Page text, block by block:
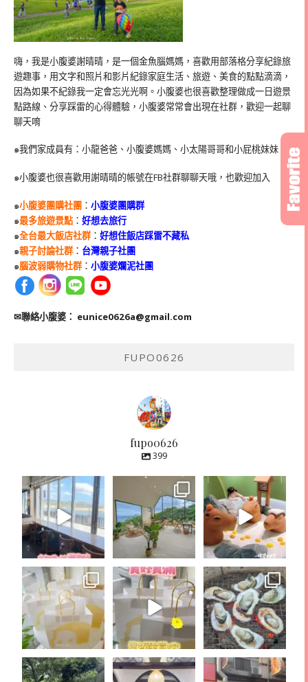
嗨，我是小腹婆謝晴晴，是一個金魚腦媽媽，喜歡用部落格分享紀錄旅
遊趣事，用文字和照片和影片紀錄家庭生活、旅遊、美食的點點滴滴，
因為如果不紀錄我一定會忘光光啊。小腹婆也很喜歡整理做成一日遊景
點路線、分享踩雷的心得體驗，小腹婆常常會出現在社群，歡迎一起聊
聊天唷
๑我們家成員有：小龍爸爸、小腹婆媽媽、小太陽哥哥和小屁桃妹妹
๑小腹婆也很喜歡用謝晴晴的帳號在FB社群聊聊天哦，也歡迎加入
๑小腹婆團購社團 ： 小腹婆團購群
๑最多旅遊景點： 好想去旅行
๑全台最大飯店社群： 好想住飯店踩雷不藏私
๑親子討論社群： 台灣親子社團
๑腦波弱購物社群： 小腹婆爛泥社團
✉聯絡小腹婆： eunice0626a@gmail.com
FUPO0626
fupo0626
399